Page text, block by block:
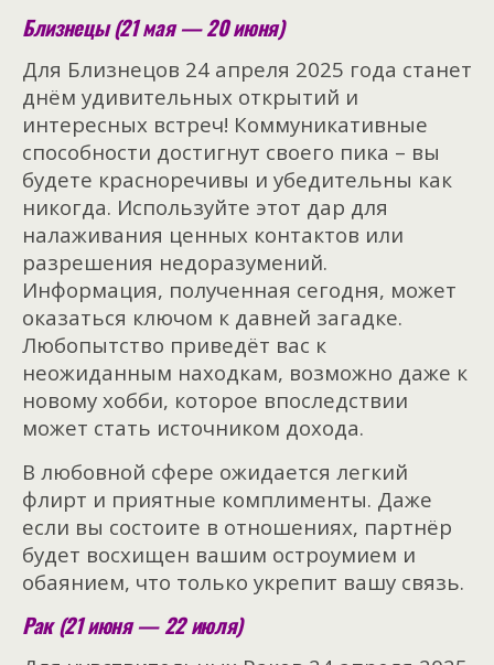
Близнецы (21 мая — 20 июня)
Для Близнецов 24 апреля 2025 года станет
днём удивительных открытий и
интересных встреч! Коммуникативные
способности достигнут своего пика – вы
будете красноречивы и убедительны как
никогда. Используйте этот дар для
налаживания ценных контактов или
разрешения недоразумений.
Информация, полученная сегодня, может
оказаться ключом к давней загадке.
Любопытство приведёт вас к
неожиданным находкам, возможно даже к
новому хобби, которое впоследствии
может стать источником дохода.
В любовной сфере ожидается легкий
флирт и приятные комплименты. Даже
если вы состоите в отношениях, партнёр
будет восхищен вашим остроумием и
обаянием, что только укрепит вашу связь.
Рак (21 июня — 22 июля)